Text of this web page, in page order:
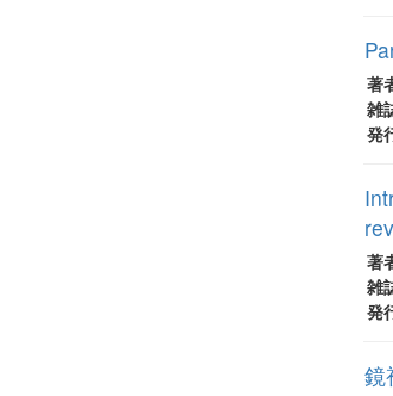
著
雑
発
著
雑
発
鏡